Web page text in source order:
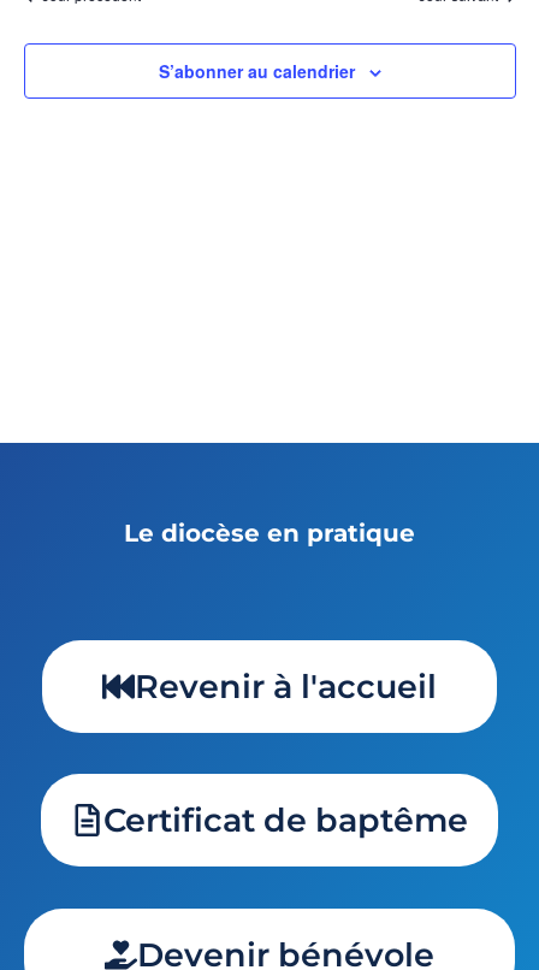
S’abonner au calendrier
Le diocèse en pratique
Revenir à l'accueil
Certificat de baptême
Devenir bénévole